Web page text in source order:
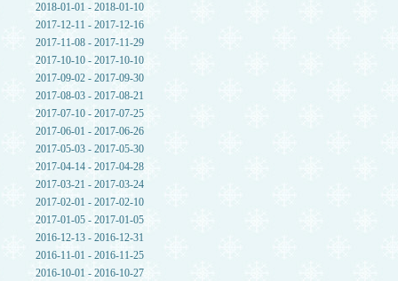
2018-01-01 - 2018-01-10
2017-12-11 - 2017-12-16
2017-11-08 - 2017-11-29
2017-10-10 - 2017-10-10
2017-09-02 - 2017-09-30
2017-08-03 - 2017-08-21
2017-07-10 - 2017-07-25
2017-06-01 - 2017-06-26
2017-05-03 - 2017-05-30
2017-04-14 - 2017-04-28
2017-03-21 - 2017-03-24
2017-02-01 - 2017-02-10
2017-01-05 - 2017-01-05
2016-12-13 - 2016-12-31
2016-11-01 - 2016-11-25
2016-10-01 - 2016-10-27